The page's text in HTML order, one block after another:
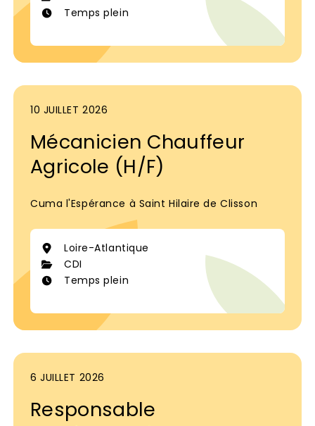
Temps plein
10 JUILLET 2026
Mécanicien Chauffeur
Agricole (H/F)
Cuma l'Espérance à Saint Hilaire de Clisson
Loire-Atlantique
CDI
Temps plein
6 JUILLET 2026
Responsable